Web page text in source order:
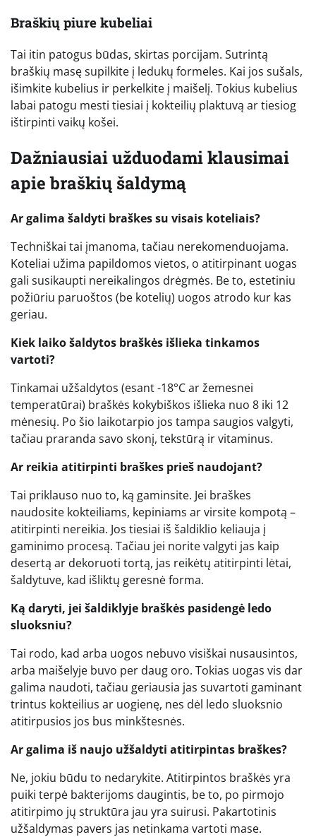
Braškių piure kubeliai
Tai itin patogus būdas, skirtas porcijam. Sutrintą
braškių masę supilkite į ledukų formeles. Kai jos sušals,
išimkite kubelius ir perkelkite į maišelį. Tokius kubelius
labai patogu mesti tiesiai į kokteilių plaktuvą ar tiesiog
ištirpinti vaikų košei.
Dažniausiai užduodami klausimai
apie braškių šaldymą
Ar galima šaldyti braškes su visais koteliais?
Techniškai tai įmanoma, tačiau nerekomenduojama.
Koteliai užima papildomos vietos, o atitirpinant uogas
gali susikaupti nereikalingos drėgmės. Be to, estetiniu
požiūriu paruoštos (be kotelių) uogos atrodo kur kas
geriau.
Kiek laiko šaldytos braškės išlieka tinkamos
vartoti?
Tinkamai užšaldytos (esant -18°C ar žemesnei
temperatūrai) braškės kokybiškos išlieka nuo 8 iki 12
mėnesių. Po šio laikotarpio jos tampa saugios valgyti,
tačiau praranda savo skonį, tekstūrą ir vitaminus.
Ar reikia atitirpinti braškes prieš naudojant?
Tai priklauso nuo to, ką gaminsite. Jei braškes
naudosite kokteiliams, kepiniams ar virsite kompotą –
atitirpinti nereikia. Jos tiesiai iš šaldiklio keliauja į
gaminimo procesą. Tačiau jei norite valgyti jas kaip
desertą ar dekoruoti tortą, jas reikėtų atitirpinti lėtai,
šaldytuve, kad išliktų geresnė forma.
Ką daryti, jei šaldiklyje braškės pasidengė ledo
sluoksniu?
Tai rodo, kad arba uogos nebuvo visiškai nusausintos,
arba maišelyje buvo per daug oro. Tokias uogas vis dar
galima naudoti, tačiau geriausia jas suvartoti gaminant
trintus kokteilius ar uogienę, nes dėl ledo sluoksnio
atitirpusios jos bus minkštesnės.
Ar galima iš naujo užšaldyti atitirpintas braškes?
Ne, jokiu būdu to nedarykite. Atitirpintos braškės yra
puiki terpė bakterijoms daugintis, be to, po pirmojo
atitirpimo jų struktūra jau yra suirusi. Pakartotinis
užšaldymas pavers jas netinkama vartoti mase.